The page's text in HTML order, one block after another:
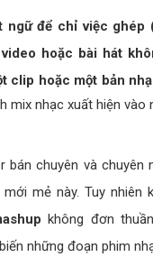
ngữ để chỉ việc ghép
hoặc bài hát
clip hoặc một bản
mix nhạc xuất hiện vào
bán chuyên và chuyên
mẻ này. Tuy nhiên
không đơn
những đoạn phim